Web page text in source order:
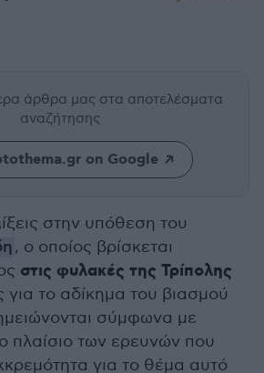
άρθρα μας στα αποτελέσματα
αναζήτησης
on Google
στην υπόθεση του
, ο οποίος βρίσκεται
στις φυλακές της Τρίπολης
το αδίκημα του βιασμού
σύμφωνα με
πλαίσιο των ερευνών που
για το θέμα αυτό